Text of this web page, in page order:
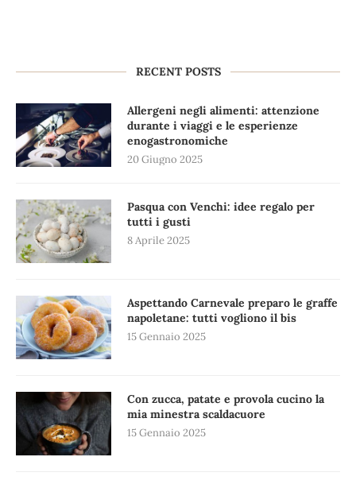
RECENT POSTS
Allergeni negli alimenti: attenzione
durante i viaggi e le esperienze
enogastronomiche
20 Giugno 2025
Pasqua con Venchi: idee regalo per
tutti i gusti
8 Aprile 2025
Aspettando Carnevale preparo le graffe
napoletane: tutti vogliono il bis
15 Gennaio 2025
Con zucca, patate e provola cucino la
mia minestra scaldacuore
15 Gennaio 2025